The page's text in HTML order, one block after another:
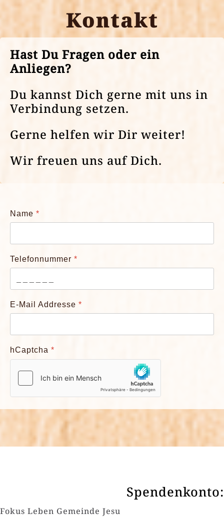
Kontakt
Hast Du Fragen oder ein
Anliegen?
Du kannst Dich gerne mit uns in
Verbindung setzen.
Gerne helfen wir Dir weiter!
Wir freuen uns auf Dich.
Name *
Telefonnummer *
E-Mail Addresse *
hCaptcha *
Spendenkonto:
Fokus Leben Gemeinde Jesu